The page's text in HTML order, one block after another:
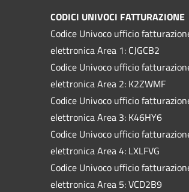
CODICI UNIVOCI FATTURAZIONE
Codice Univoco ufficio
elettronica Area 1: CJGCB2
Codice Univoco ufficio
elettronica Area 2: K2ZWMF
Codice Univoco ufficio
elettronica Area 3: K46HY6
Codice Univoco ufficio
elettronica Area 4: LXLFVG
Codice Univoco ufficio
elettronica Area 5: VCD2B9